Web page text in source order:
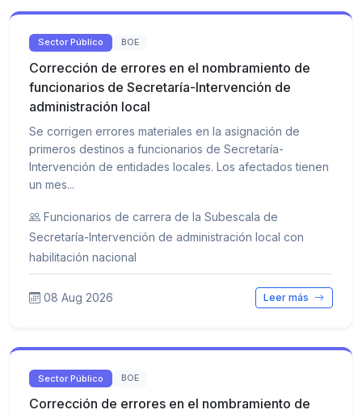
Sector Público BOE
Corrección de errores en el nombramiento de
funcionarios de Secretaría-Intervención de
administración local
Se corrigen errores materiales en la asignación de
primeros destinos a funcionarios de Secretaría-
Intervención de entidades locales. Los afectados tienen
un mes...
Funcionarios de carrera de la Subescala de
Secretaría-Intervención de administración local con
habilitación nacional
08 Aug 2026 Leer más
Sector Público BOE
Corrección de errores en el nombramiento de